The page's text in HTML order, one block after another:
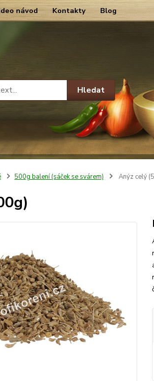
návod Kontakty Blog
Hledat
500g balení (sáček se svárem) Anýz celý